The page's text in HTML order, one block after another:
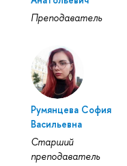
Преподаватель
Румянцева София
Васильевна
Старший
преподаватель